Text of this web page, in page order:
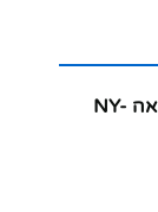
רוצים להזמין את שעון מעורר צבעוני מראה NY-